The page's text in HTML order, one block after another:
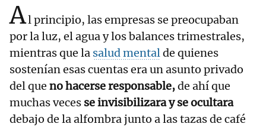
Al principio, las empresas se preocupaban
por la luz, el agua y los balances trimestrales,
mientras que la salud mentalde quienes
sostenían esas cuentas era un asunto privado
del que no hacerse responsable,de ahí que
muchas veces se invisibilizara y se ocultara
debajo de la alfombra junto a las tazas de café